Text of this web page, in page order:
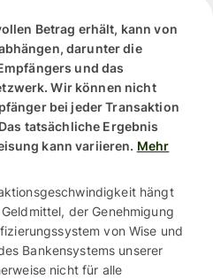
Betrag erhält, kann von
darunter die
und das
Wir können nicht
bei jeder Transaktion
tatsächliche Ergebnis
kann variieren. Mehr
hängt
der Genehmigung
von Wise und
Bankensystems unserer
nicht für alle